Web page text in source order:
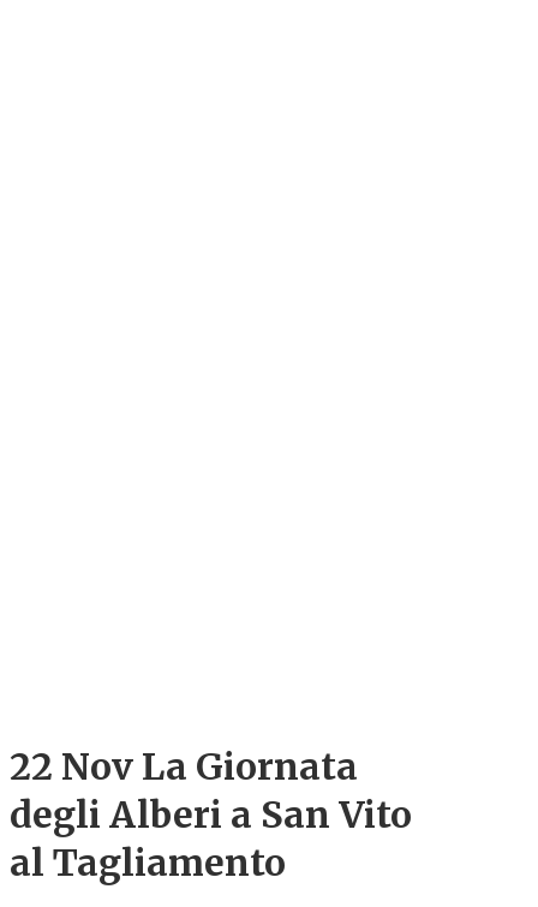
22 Nov La Giornata
degli Alberi a San Vito
al Tagliamento